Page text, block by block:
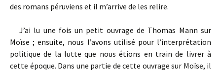
des romans péruviens et il m’arrive de les relire.
J’ai lu une fois un petit ouvrage de Thomas Mann sur
Moïse ; ensuite, nous l’avons utilisé pour l’interprétation
politique de la lutte que nous étions en train de livrer à
cette époque. Dans une partie de cette ouvrage sur Moïse, il